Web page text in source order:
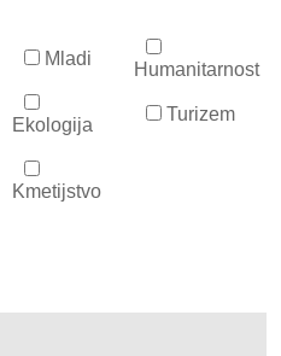
Mladi
Humanitarnost
Ekologija
Turizem
Kmetijstvo